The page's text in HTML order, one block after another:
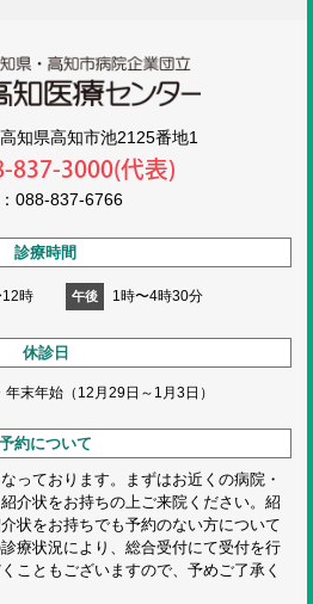
知県高知市池2125番地1
837-3000(代表)
088-837-6766
診療時間
時 午後 1時〜4時30分
休診日
年末年始（12月29日～1月3日）
予約について
っております。まずはお近くの病院・
介状をお持ちの上ご来院ください。紹
状をお持ちでも予約のない方について
療状況により、総合受付にて受付を行
こともございますので、予めご了承く